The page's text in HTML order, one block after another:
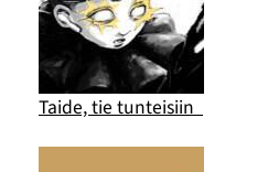
Taide, tie tunteisiin